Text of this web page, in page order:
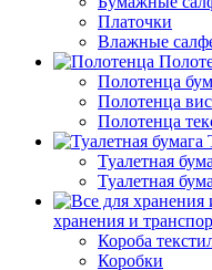
Платочки
Влажные
Полотенца
Полотенца
Полотенца
Туалетная
Туалетная
хранения и
Короба
Коробки